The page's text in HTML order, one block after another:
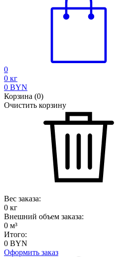
0
0 кг
0 BYN
Корзина (0)
Очистить корзину
Вес заказа:
0 кг
Внешний объем заказа:
0 м³
Итого:
0 BYN
Оформить заказ